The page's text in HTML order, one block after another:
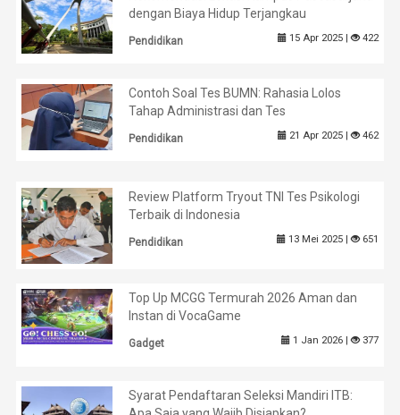
dengan Biaya Hidup Terjangkau
Pendidikan 15 Apr 2025 | 422
Contoh Soal Tes BUMN: Rahasia Lolos
Tahap Administrasi dan Tes
Pendidikan 21 Apr 2025 | 462
Review Platform Tryout TNI Tes Psikologi
Terbaik di Indonesia
Pendidikan 13 Mei 2025 | 651
Top Up MCGG Termurah 2026 Aman dan
Instan di VocaGame
Gadget 1 Jan 2026 | 377
Syarat Pendaftaran Seleksi Mandiri ITB: